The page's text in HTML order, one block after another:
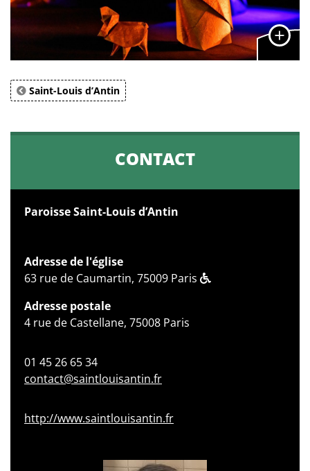
Saint-Louis d’Antin
CONTACT
Paroisse Saint-Louis d’Antin
Adresse de l'église
63 rue de Caumartin, 75009 Paris
Adresse postale
4 rue de Castellane, 75008 Paris
01 45 26 65 34
contact@saintlouisantin.fr
http://www.saintlouisantin.fr